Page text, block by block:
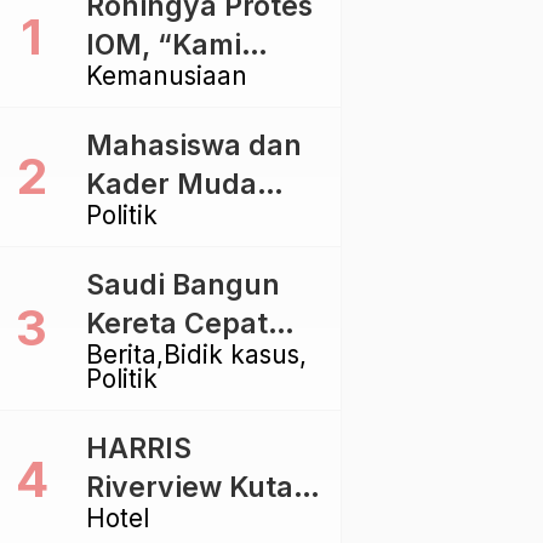
Kemanusiaan
IOM, “Kami
dibiarkan Mati
Politik
Mahasiswa dan
Kader Muda
Ramaikan Forum
Golkar di
Singaraja
Berita Bidik kasus
Politik
Saudi Bangun
Kereta Cepat
Rp112 Triliun,
Proyek Rp116
Triliun yang
Baru Sampai
Hotel
HARRIS
Riverview Kuta
Bali Tawarkan